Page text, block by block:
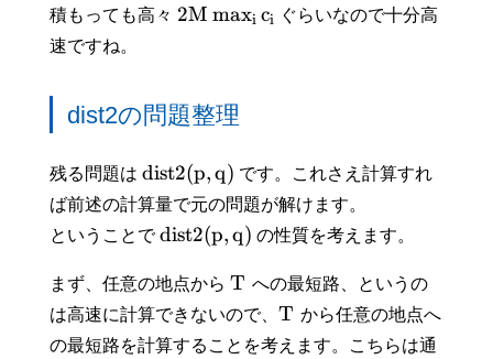
積もっても高々 2M maxi ci ぐらいなので十分高
速ですね。
dist2の問題整理
残る問題は dist2(p,q) です。これさえ計算すれ
ば前述の計算量で元の問題が解けます。
ということでdist2(p,q) の性質を考えます。
まず、任意の地点から T への最短路、というの
は高速に計算できないので、 T から任意の地点へ
の最短路を計算することを考えます。こちらは通